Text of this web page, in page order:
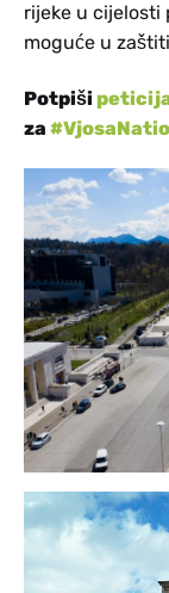
rijeke u cijelosti
moguće u
Potpiši
za